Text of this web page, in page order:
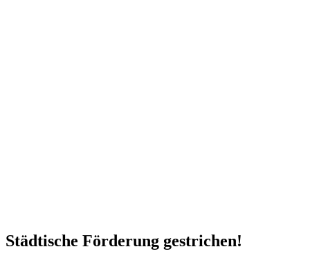
Städtische Förderung gestrichen!